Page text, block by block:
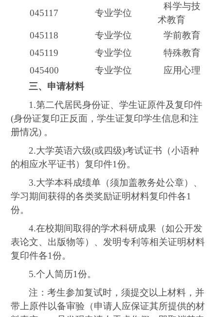
045117 专业学位
科学与技
术教育
045118 专业学位
学前教育
045119 专业学位
特殊教育
045400 专业学位
应用心理
三、申请材料
1.第二代居民身份证、学生证原件及复印件
(身份证复印正反面，学生证复印学生信息和注
册情况) 。
2.大学英语六级(或四级)考试证书（小语种
的相应水平证书）复印件1份。
3.大学本科成绩单（须加盖教务处公章）、
学习期间获得的各类奖励证明材料复印件各1
份。
4.在校期间取得的学术科研成果（如公开发
表论文、出版物等）、发明专利等相关证明材料
复印件各1份。
5.个人简历1份。
注：考生参加复试时，须提交以上材料，并
带上原件以备审验（申请人应保证其所提供的材